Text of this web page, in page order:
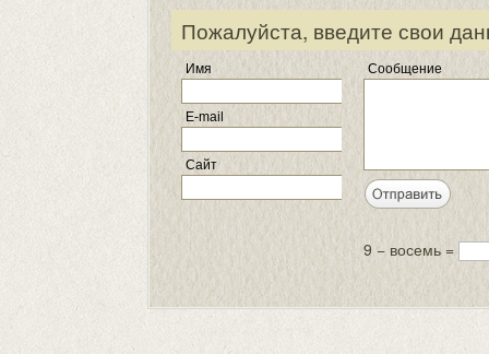
Пожалуйста, введите свои
Имя
E-mail
Сайт
Сообщение
9 − восемь =